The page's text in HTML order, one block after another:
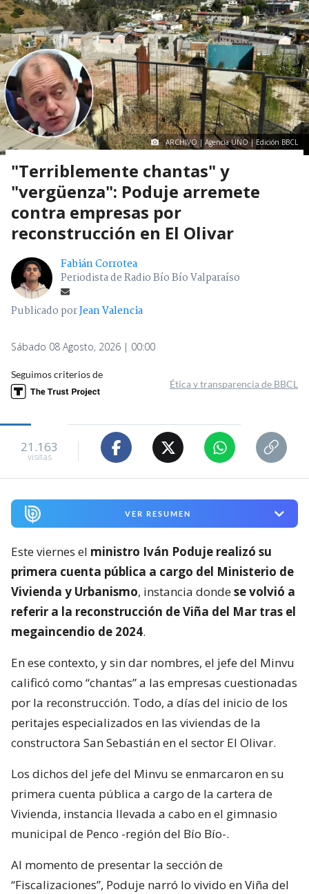
ARCHIVO | Agencia UNO | Edición BBCL
"Terriblemente chantas" y
"vergüenza": Poduje arremete
contra empresas por
reconstrucción en El Olivar
Fabián Corrotea
Periodista de Radio Bío Bío Valparaíso
Publicado porJean Valencia
Sábado 08 Agosto, 2026 | 00:00
Seguimos criterios de
Ética y transparencia de BBCL
21.163
visitas
VER RESUMEN
Este viernes el ministro Iván Poduje realizó su
primera cuenta pública a cargo del Ministerio de
Vivienda y Urbanismo, instancia dondese volvió a
referir a la reconstrucción de Viña del Mar tras el
megaincendio de 2024.
En ese contexto, y sin dar nombres, el jefe del Minvu
calificó como “chantas” a las empresas cuestionadas
por la reconstrucción. Todo, a días del inicio de los
peritajes especializados en las viviendas de la
constructora San Sebastián en el sector El Olivar.
Los dichos del jefe del Minvu se enmarcaron en su
primera cuenta pública a cargo de la cartera de
Vivienda, instancia llevada a cabo en el gimnasio
municipal de Penco -región del Bío Bío-.
Al momento de presentar la sección de
“Fiscalizaciones”, Poduje narró lo vivido en Viña del